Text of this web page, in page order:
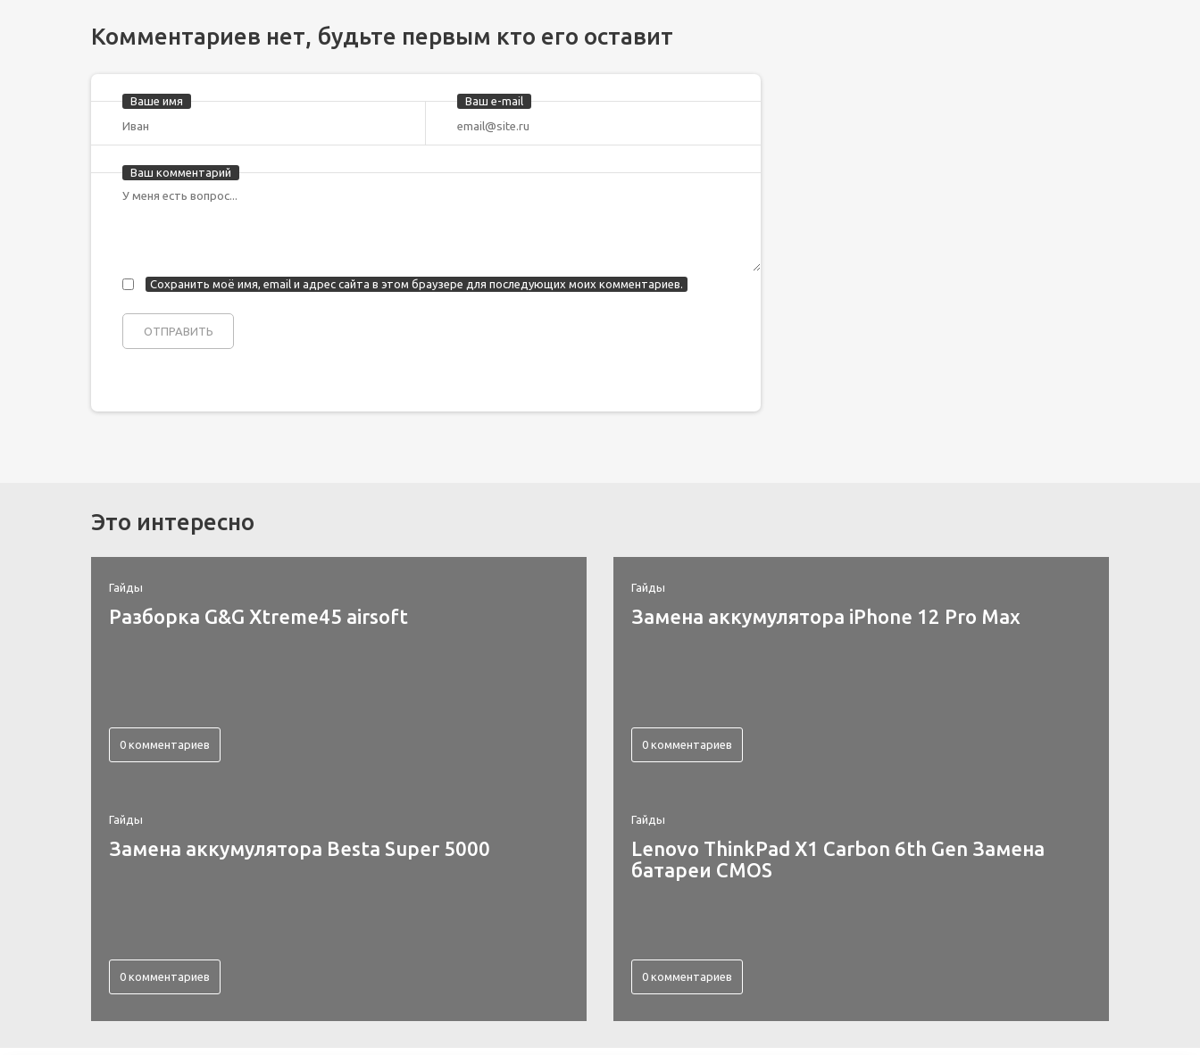
Комментариев нет, будьте первым кто его оставит
Ваше имя Ваш e-mail
Ваш комментарий
Сохранить моё имя, email и адрес сайта в этом браузере для последующих моих комментариев.
Это интересно
Гайды
Разборка G&G Xtreme45 airsoft
0 комментариев
Гайды
Замена аккумулятора iPhone 12 Pro Max
0 комментариев
Гайды
Замена аккумулятора Besta Super 5000
0 комментариев
Гайды
Lenovo ThinkPad X1 Carbon 6th Gen Замена
батареи CMOS
0 комментариев